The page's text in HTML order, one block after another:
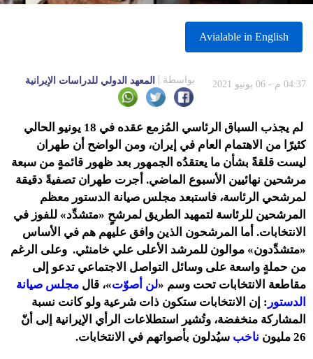
Avialable in English
04:37 م - 06 يونيو 2021 بواسطة المعهد الدولي للدراسات الإيرانية
لم يجذب السباق الرئاسي المُزمع عقده في 18 يونيو الحالي
كثيرًا من الاهتمام العام في إيران، ومن الواضح أن طهران
ليست قلقةً بشأن ما يعتقدُه الجمهور بعد ظهور قائمةٍ من سبعة
مرشحين نهائيين الأسبوع الماضي. أجرت طهران تصفيةً دقيقة
لمرشحي الرئاسة، فاستبعد مجلس صيانة الدستور معظم
المرشحين للرئاسة لتمهيد الطريق لمرشحٍ «متشدِّد» للفوز في
الانتخابات. أما المرشحون الذين وافق عليهم هم في الأساس
«متشدِّدون» موالون للمرشد الأعلى علي خامنئي. وعلى الرغم
من حملةٍ واسعة على وسائل التواصل الاجتماعي تدعو إلى
مقاطعة الانتخابات تحت وسم «لن أصوّت»، قال مجلس صيانة
الدستور : إن الانتخابات ستكون ذات شرعية ولو كانت نسبة
المشاركة منخفضة، وتُشير استطلاعات الرأي الإيرانية إلى أنّ
26 مليون
ناخب سيُدلون بأصواتهم في الانتخابات.